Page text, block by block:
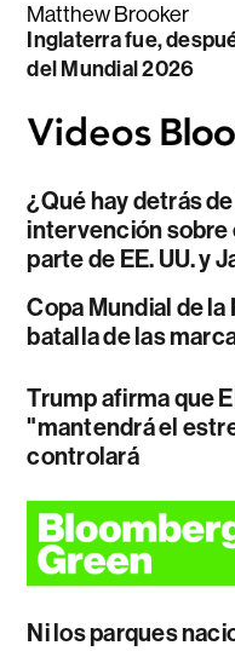
Matthew Brooker
Inglaterra fue,
del Mundial 2026
¿Qué hay detrás
intervención sobre
parte de EE. UU. y
Copa Mundial de la
batalla de las
Trump afirma que
"mantendrá el
controlará
Ni los parques